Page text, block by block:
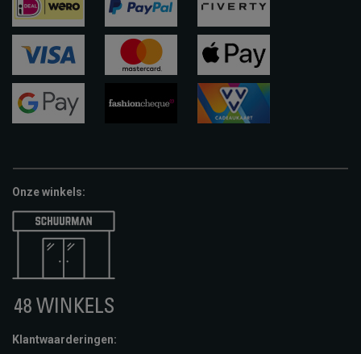
ideal paypal riverty
visa
apple-
pay
Onze winkels:
Klantwaarderingen: